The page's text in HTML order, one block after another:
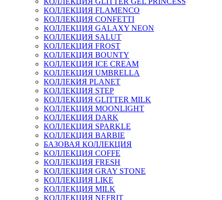
КОЛЛЕКЦИЯ FLAMENCO
КОЛЛЕКЦИЯ CONFETTI
КОЛЛЕКЦИЯ GALAXY NEON
КОЛЛЕКЦИЯ SALUT
КОЛЛЕКЦИЯ FROST
КОЛЛЕКЦИЯ BOUNTY
КОЛЛЕКЦИЯ ICE CREAM
КОЛЛЕКЦИЯ UMBRELLA
КОЛЛЕКИЯ PLANET
КОЛЛЕКЦИЯ STEP
КОЛЛЕКЦИЯ GLITTER MILK
КОЛЛЕКЦИЯ MOONLIGHT
КОЛЛЕКЦИЯ DARK
КОЛЛЕКЦИЯ SPARKLE
КОЛЛЕКЦИЯ BARBIE
БАЗОВАЯ КОЛЛЕКЦИЯ
КОЛЛЕКЦИЯ COFFE
КОЛЛЕКЦИЯ FRESH
КОЛЛЕКЦИЯ GRAY STONE
КОЛЛЕКЦИЯ LIKE
КОЛЛЕКЦИЯ MILK
КОЛЛЕКЦИЯ NEFRIT